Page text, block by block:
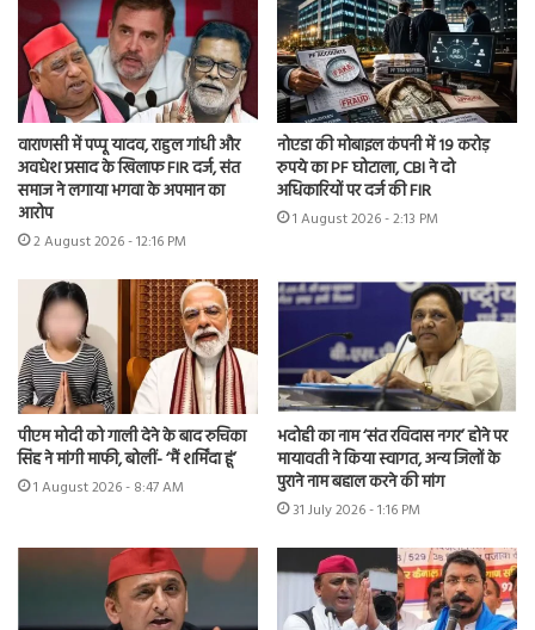
वाराणसी में पप्पू यादव, राहुल गांधी और
अवधेश प्रसाद के खिलाफ FIR दर्ज, संत
समाज ने लगाया भगवा के अपमान का
आरोप
2 August 2026 - 12:16 PM
नोएडा की मोबाइल कंपनी में 19 करोड़
रुपये का PF घोटाला, CBI ने दो
अधिकारियों पर दर्ज की FIR
1 August 2026 - 2:13 PM
पीएम मोदी को गाली देने के बाद रुचिका
सिंह ने मांगी माफी, बोलीं- ‘मैं शर्मिंदा हूं’
1 August 2026 - 8:47 AM
भदोही का नाम ‘संत रविदास नगर’ होने पर
मायावती ने किया स्वागत, अन्य जिलों के
पुराने नाम बहाल करने की मांग
31 July 2026 - 1:16 PM